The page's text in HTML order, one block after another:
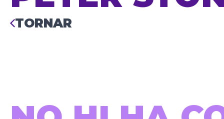
TORNAR